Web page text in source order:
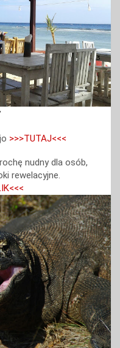
>>>TUTAJ<<<
nudny dla osób,
rewelacyjne.